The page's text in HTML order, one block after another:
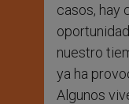
casos, hay
nuestro
ya ha
Algunos